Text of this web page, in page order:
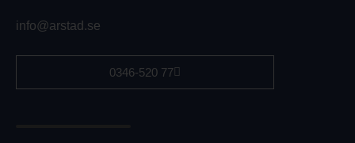
info@arstad.se
0346-520 77